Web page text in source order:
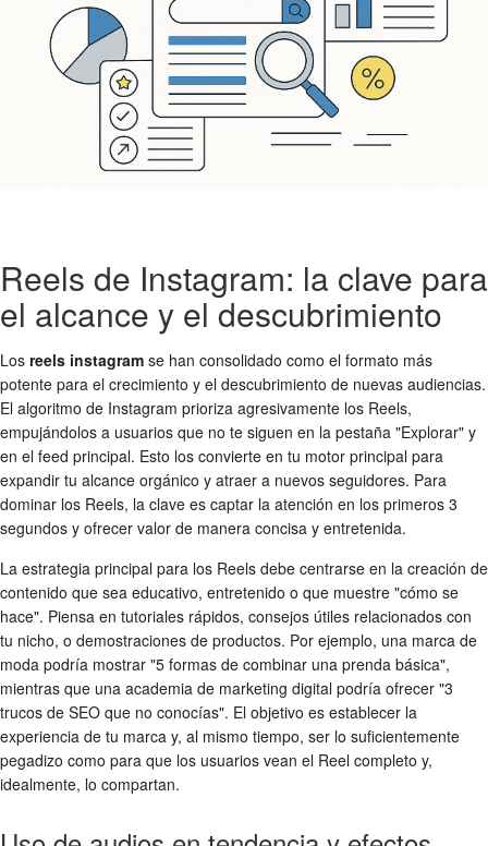
Reels de Instagram: la clave para
el alcance y el descubrimiento
Los reels instagram se han consolidado como el formato más
potente para el crecimiento y el descubrimiento de nuevas audiencias.
El algoritmo de Instagram prioriza agresivamente los Reels,
empujándolos a usuarios que no te siguen en la pestaña "Explorar" y
en el feed principal. Esto los convierte en tu motor principal para
expandir tu alcance orgánico y atraer a nuevos seguidores. Para
dominar los Reels, la clave es captar la atención en los primeros 3
segundos y ofrecer valor de manera concisa y entretenida.
La estrategia principal para los Reels debe centrarse en la creación de
contenido que sea educativo, entretenido o que muestre "cómo se
hace". Piensa en tutoriales rápidos, consejos útiles relacionados con
tu nicho, o demostraciones de productos. Por ejemplo, una marca de
moda podría mostrar "5 formas de combinar una prenda básica",
mientras que una academia de marketing digital podría ofrecer "3
trucos de SEO que no conocías". El objetivo es establecer la
experiencia de tu marca y, al mismo tiempo, ser lo suficientemente
pegadizo como para que los usuarios vean el Reel completo y,
idealmente, lo compartan.